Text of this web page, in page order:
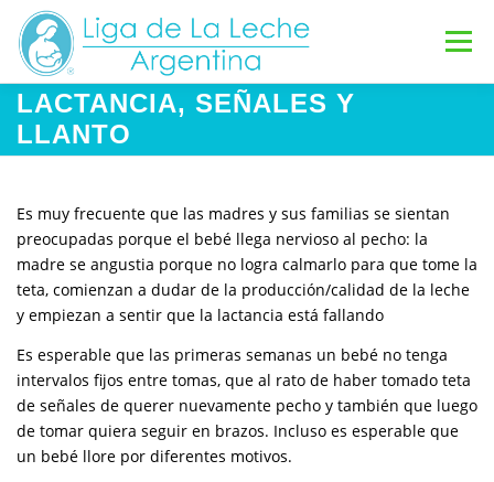
Saltar
contenido
Menú
INICIO
INFORMACIÓN DE LACTANCIA
VOLUNTARIAS CONTACTO DONAR
LACTANCIA, SEÑALES Y
LLANTO
Es muy frecuente que las madres y sus familias se sientan
preocupadas porque el bebé llega nervioso al pecho: la
madre se angustia porque no logra calmarlo para que tome la
teta, comienzan a dudar de la producción/calidad de la leche
y empiezan a sentir que la lactancia está fallando
Es esperable que las primeras semanas un bebé no tenga
intervalos fijos entre tomas, que al rato de haber tomado teta
de señales de querer nuevamente pecho y también que luego
de tomar quiera seguir en brazos. Incluso es esperable que
un bebé llore por diferentes motivos.